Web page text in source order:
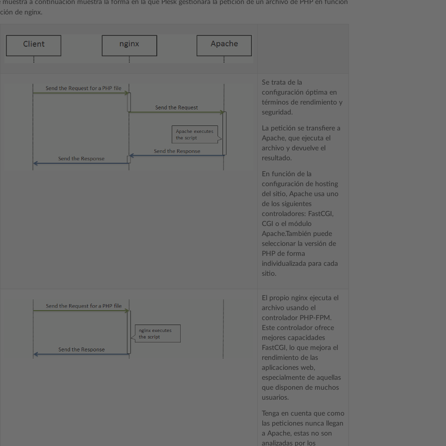
muestra a continuación muestra la forma en la que Plesk gestionará la petición de un archivo de PHP en función
de nginx.
Se trata de la
configuración óptima en
términos de rendimiento y
seguridad.
La petición se transfiere a
Apache, que ejecuta el
archivo y devuelve el
resultado.
En función de la
configuración de hosting
del sitio, Apache usa uno
de los siguientes
controladores: FastCGI,
CGI o el módulo
Apache.También puede
seleccionar la versión de
PHP de forma
individualizada para cada
sitio.
El propio nginx ejecuta el
archivo usando el
controlador PHP-FPM.
Este controlador ofrece
mejores capacidades
FastCGI, lo que mejora el
rendimiento de las
aplicaciones web,
especialmente de aquellas
que disponen de muchos
usuarios.
Tenga en cuenta que como
las peticiones nunca llegan
a Apache, estas no son
analizadas por los